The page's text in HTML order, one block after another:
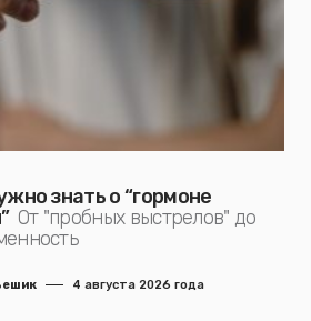
знать о “гормоне
От "пробных выстрелов" до
4 августа 2026 года